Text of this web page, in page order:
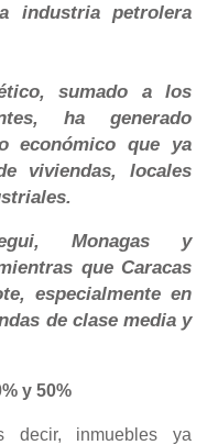
industria petrolera
sumado a los
ha generado
económico que ya
viviendas, locales
Monagas y
que Caracas
especialmente en
de clase media y
y 50%
decir, inmuebles ya